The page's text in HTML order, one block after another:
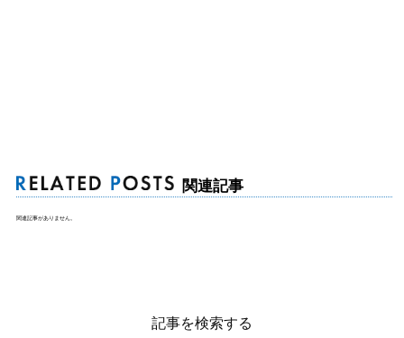
関連記事
関連記事がありません。
記事を検索する